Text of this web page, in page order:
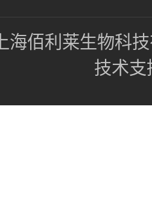
上海佰利莱生物科
技术